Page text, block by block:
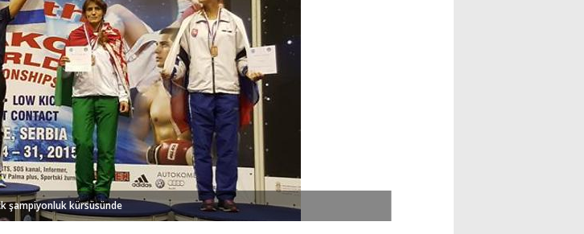
şampiyonluk kürsüsünde